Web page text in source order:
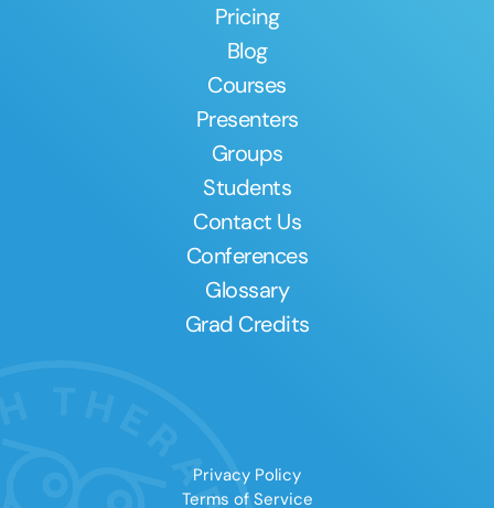
Pricing
Blog
Courses
Presenters
Groups
Students
Contact Us
Conferences
Glossary
Grad Credits
Privacy Policy
Terms of Service